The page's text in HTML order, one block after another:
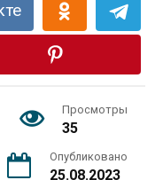
Просмотры
35
Опубликовано
25.08.2023